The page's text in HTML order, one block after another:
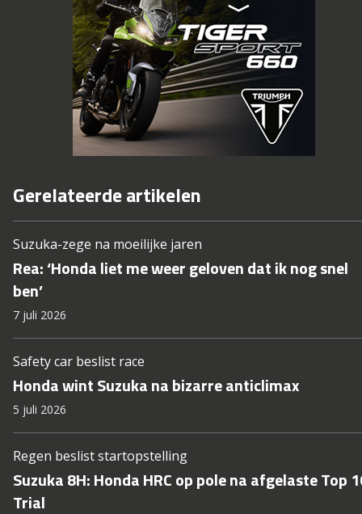
Gerelateerde artikelen
Suzuka-zege na moeilijke jaren
Rea: ‘Honda liet me weer geloven dat ik nog snel
ben’
7 juli 2026
Safety car beslist race
Honda wint Suzuka na bizarre anticlimax
5 juli 2026
Regen beslist startopstelling
Suzuka 8H: Honda HRC op pole na afgelaste Top
Trial